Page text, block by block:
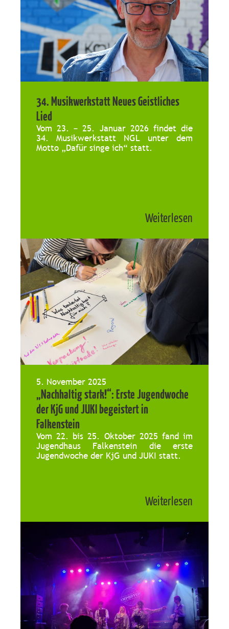
34. Musikwerkstatt Neues Geistliches
Lied
Vom 23. – 25. Januar 2026 findet die
34. Musikwerkstatt NGL unter dem
Motto „Dafür singe ich“ statt.
Weiterlesen
5. November 2025
„Nachhaltig stark!“: Erste Jugendwoche
der KjG und JUKI begeistert in
Falkenstein
Vom 22. bis 25. Oktober 2025 fand im
Jugendhaus Falkenstein die erste
Jugendwoche der KjG und JUKI statt.
Weiterlesen